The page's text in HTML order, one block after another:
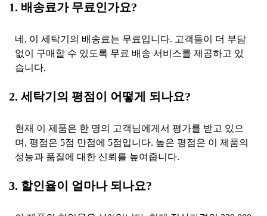
1. 배송료가 무료인가요?
네, 이 세탁기의 배송료는 무료입니다. 고객들이 더 부담
없이 구매할 수 있도록 무료 배송 서비스를 제공하고 있
습니다.
2. 세탁기의 평점이 어떻게 되나요?
현재 이 제품은 한 명의 고객님에게서 평가를 받고 있으
며, 평점은 5점 만점에 5점입니다. 높은 평점은 이 제품의
성능과 품질에 대한 신뢰를 높여줍니다.
3. 할인율이 얼마나 되나요?